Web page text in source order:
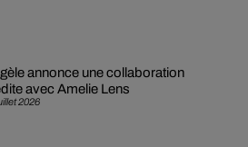
2026
annonce une collaboration
avec Amelie Lens